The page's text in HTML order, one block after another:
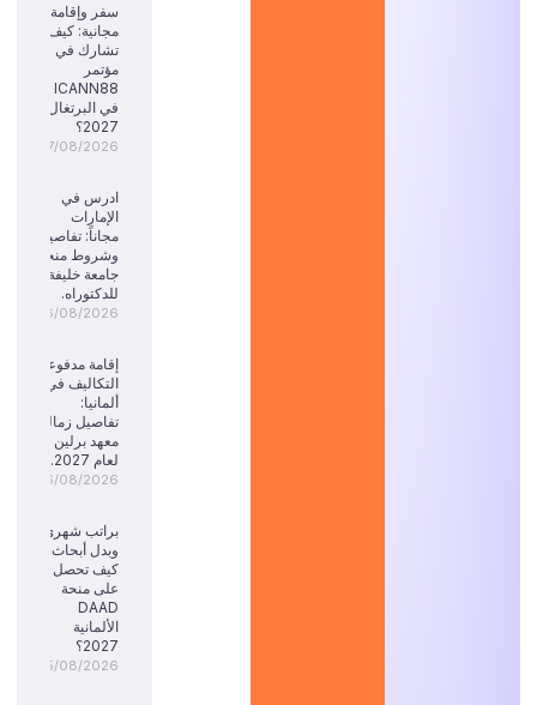
سفر وإقامة
مجانية: كيف
تشارك في
مؤتمر
ICANN88
في البرتغال
2027؟
07/08/2026
ادرس في
الإمارات
مجاناً: تفاصيل
وشروط منحة
جامعة خليفة
للدكتوراه.
06/08/2026
إقامة مدفوعة
التكاليف في
ألمانيا:
تفاصيل زمالة
معهد برلين
لعام 2027.
06/08/2026
براتب شهري
وبدل أبحاث:
كيف تحصل
على منحة
DAAD
الألمانية
2027؟
05/08/2026